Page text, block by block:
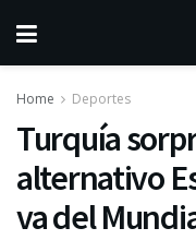
Home Deportes
Turquía
alternativo
va del